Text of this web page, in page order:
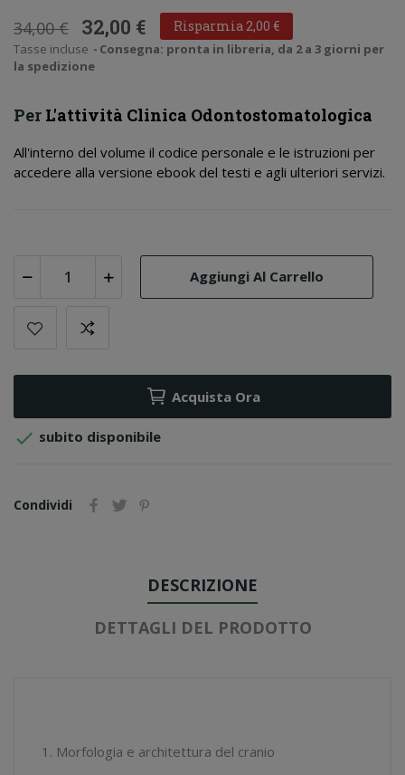
34,00 € 32,00 € Risparmia 2,00 €
Tasse incluse
Consegna: pronta in libreria, da 2 a 3 giorni per
la spedizione
Per L'attività Clinica Odontostomatologica
All'interno del volume il codice personale e le istruzioni per
accedere alla versione ebook del testi e agli ulteriori servizi.
Aggiungi Al Carrello
Acquista Ora
 subito disponibile
Condividi
DESCRIZIONE
DETTAGLI DEL PRODOTTO
1. Morfologia e architettura del cranio